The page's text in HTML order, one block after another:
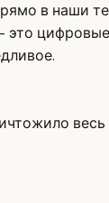
в наши
это